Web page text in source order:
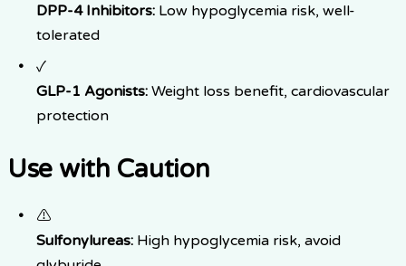
DPP-4 Inhibitors: Low hypoglycemia risk, well-
tolerated
✓
GLP-1 Agonists: Weight loss benefit, cardiovascular
protection
Use with Caution
⚠
Sulfonylureas: High hypoglycemia risk, avoid